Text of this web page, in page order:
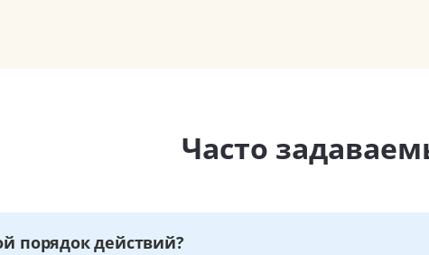
Часто
порядок действий?